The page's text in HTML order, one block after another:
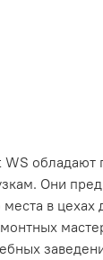
WS
Они
в цехах